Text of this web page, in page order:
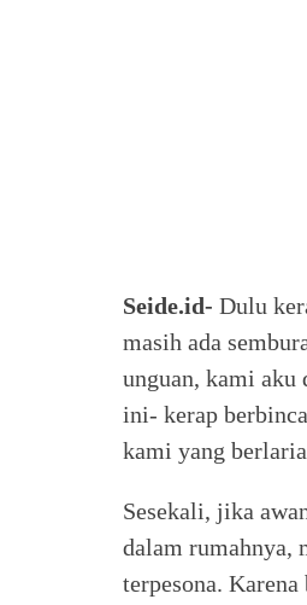
Seide.id- Dulu
masih ada
unguan, kami aku
ini- kerap
kami yang
Sesekali, jika
dalam rumahnya,
terpesona.